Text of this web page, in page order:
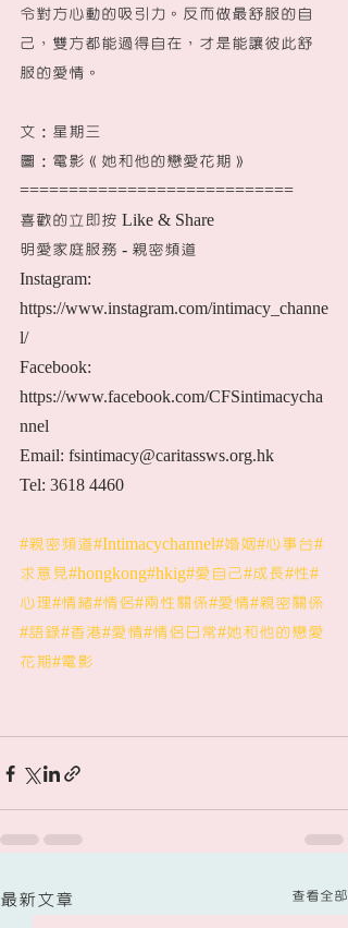
令對方心動的吸引力。反而做最舒服的自
己，雙方都能過得自在，才是能讓彼此舒
服的愛情。
文：星期三
圖：電影《她和他的戀愛花期》
============================
喜歡的立即按 Like & Share
明愛家庭服務 - 親密頻道
Instagram:
https://www.instagram.com/intimacy_channe
l/
Facebook:
https://www.facebook.com/CFSintimacycha
nnel
Email: fsintimacy@caritassws.org.hk
Tel: 3618 4460
#親密頻道#Intimacychannel#婚姻#心事台#
求意見#hongkong#hkig#愛自己#成長#性#
心理#情緒#情侶#兩性關係#愛情#親密關係
#語錄#香港#愛情#情侶日常#她和他的戀愛
花期#電影
最新文章 查看全部